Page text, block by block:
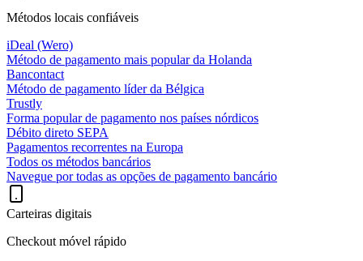
Métodos locais confiáveis
iDeal (Wero)
Método de pagamento mais popular da Holanda
Bancontact
Método de pagamento líder da Bélgica
Trustly
Forma popular de pagamento nos países nórdicos
Débito direto SEPA
Pagamentos recorrentes na Europa
Todos os métodos bancários
Navegue por todas as opções de pagamento bancário
Carteiras digitais
Checkout móvel rápido